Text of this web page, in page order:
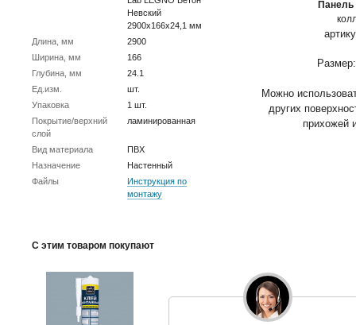
Невский
2900х166х24,1 мм
Длина, мм
2900
Ширина, мм
166
Глубина, мм
24.1
Ед.изм.
шт.
Упаковка
1 шт.
Покрытие/верхний
слой
ламинированная
Вид материала
ПВХ
Назначение
Настенный
Файлы
Инструкция по
монтажу
Панель
Можно
других
прихожей
С этим товаром покупают